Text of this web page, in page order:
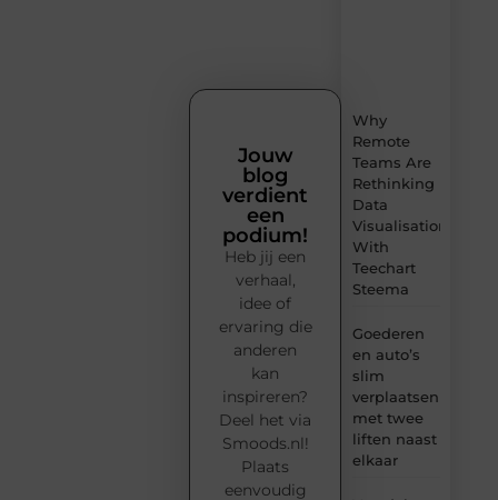
Why
Remote
Teams Are
Rethinking
Data
Visualisation
With
Teechart
Steema
Goederen
en auto’s
slim
verplaatsen
met twee
liften naast
elkaar
Jouw
blog
verdient
een
podium!
Heb jij een
verhaal,
idee of
ervaring die
anderen
kan
inspireren?
Deel het via
Smoods.nl!
Plaats
eenvoudig